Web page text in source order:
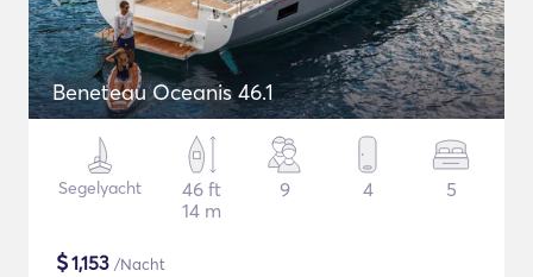
Beneteau Oceanis 46.1
Segelyacht
46 ft
14 m
9 4 5
$1,153 /Nacht